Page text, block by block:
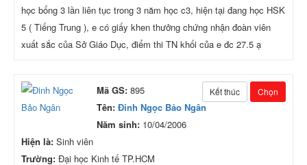
học bổng 3 lần liên tục trong 3 năm học c3, hiện tại đang học HSK
5 ( Tiếng Trung ), e có giấy khen thưởng chứng nhận đoàn viên
xuất sắc của Sở Giáo Dục, điểm thi TN khối của e đc 27.5 ạ
Kết thúc Chọn
Mã GS: 895
Tên: Đinh Ngọc Bảo Ngân
Năm sinh: 10/04/2006
Hiện là: Sinh viên
Trường: Đại học Kinh tế TP.HCM